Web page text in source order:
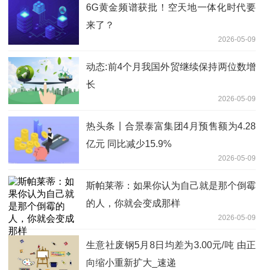
6G黄金频谱获批！空天地一体化时代要
来了？
2026-05-09
动态:前4个月我国外贸继续保持两位数增
长
2026-05-09
热头条丨合景泰富集团4月预售额为4.28
亿元 同比减少15.9%
2026-05-09
斯帕莱蒂：如果你认为自己就是那个倒霉
的人，你就会变成那样
2026-05-09
生意社废钢5月8日均差为3.00元/吨 由正
向缩小重新扩大_速递